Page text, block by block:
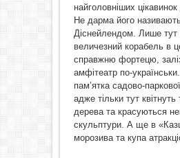
найголовніших цікавинок
Не дарма його
Діснейлендом. Лише тут
величезний корабель в
справжню фортецю,
амфітеатр по-
пам’ятка садово-
адже тільки тут квітнуть
дерева та красуються
скульптури. А ще в
морозива та купа